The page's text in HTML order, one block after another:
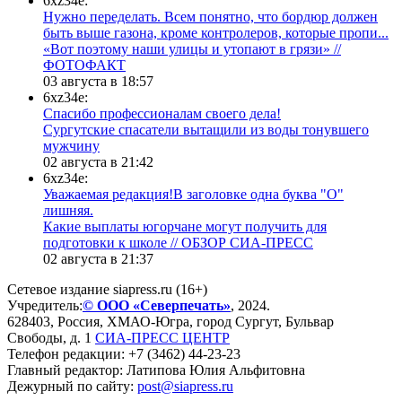
Нужно переделать. Всем понятно, что бордюр должен
быть выше газона, кроме контролеров, которые пропи...
«Вот поэтому наши улицы и утопают в грязи» //
ФОТОФАКТ
03 августа в 18:57
6xz34e:
Спасибо профессионалам своего дела!
Сургутские спасатели вытащили из воды тонувшего
мужчину
02 августа в 21:42
6xz34e:
Уважаемая редакция!В заголовке одна буква "О"
лишняя.
Какие выплаты югорчане могут получить для
подготовки к школе // ОБЗОР СИА-ПРЕСС
02 августа в 21:37
Сетевое издание siapress.ru (16+)
Учредитель:© ООО «Северпечать», 2024.
628403, Россия, ХМАО-Югра, город Сургут, Бульвар
Свободы, д. 1 СИА-ПРЕСС ЦЕНТР
Телефон редакции: +7 (3462) 44-23-23
Главный редактор: Латипова Юлия Альфитовна
Дежурный по сайту: post@siapress.ru